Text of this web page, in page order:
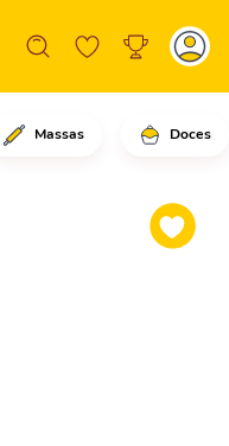
Massas Doces
adicione o